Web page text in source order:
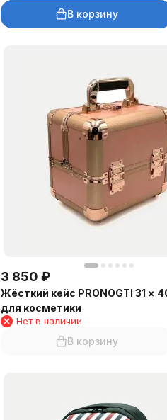
В корзину
3 850 ₽
Жёсткий кейс PRONOGTI 31 ×
для косметики
Нет в наличии
В корзину